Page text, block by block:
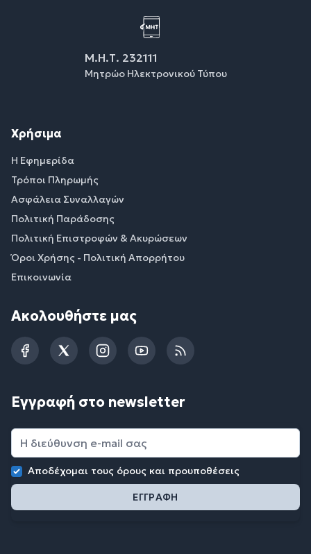
Μ.Η.Τ. 232111
Μητρώο Ηλεκτρονικού Τύπου
Χρήσιμα
Η Εφημερίδα
Τρόποι Πληρωμής
Ασφάλεια Συναλλαγών
Πολιτική Παράδοσης
Πολιτική Επιστροφών & Ακυρώσεων
Όροι Χρήσης - Πολιτική Απορρήτου
Επικοινωνία
Ακολουθήστε μας
FacebookTwitterInstagramYouTubeRSS
Εγγραφή στο newsletter
Αποδέχομαι τους όρους και προυποθέσεις